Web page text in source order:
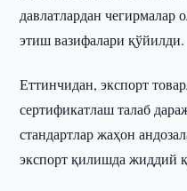
давлатлардан чегирмалар
этиш вазифалари қўйилди.
Еттинчидан, экспорт
сертификатлаш талаб
стандартлар жаҳон
экспорт қилишда жиддий